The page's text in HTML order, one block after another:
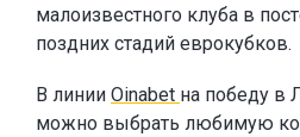
малоизвестного клуба в
поздних стадий еврокубков.
В линии Oinabet на победу в
можно выбрать любимую